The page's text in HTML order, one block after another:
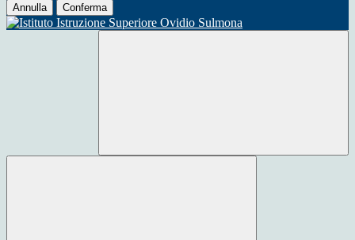
Annulla Conferma